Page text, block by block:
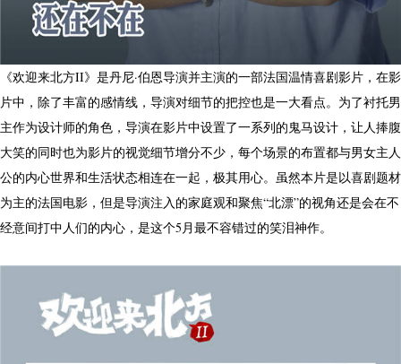
《欢迎来北方II》是丹尼·伯恩导演并主演的一部法国温情喜剧影片，在影
片中，除了丰富的感情线，导演对细节的把控也是一大看点。为了衬托男
主作为设计师的角色，导演在影片中设置了一系列的鬼马设计，让人捧腹
大笑的同时也为影片的视觉细节增分不少，每个场景的布置都与男女主人
公的内心世界和生活状态相连在一起，极其用心。虽然本片是以喜剧题材
为主的法国电影，但是导演注入的家庭观和聚焦“北漂”的视角还是会在不
经意间打中人们的内心，是这个5月最不容错过的笑泪神作。